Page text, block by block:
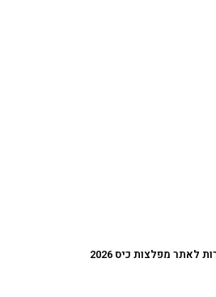
לאתר מפלצות כיס 2026